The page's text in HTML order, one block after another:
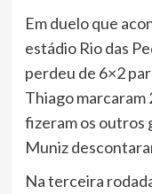
Em duelo que
estádio Rio das
perdeu de 6×2
Thiago marcaram
fizeram os outros
Muniz
Na terceira